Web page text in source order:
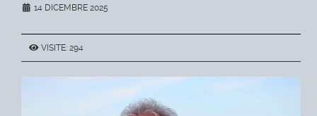
14 DICEMBRE 2025
VISITE: 294